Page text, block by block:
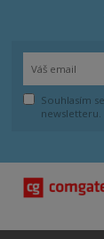
Souhlasím se
newsletteru.